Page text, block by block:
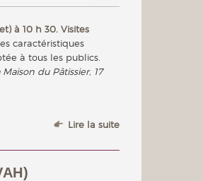
à 10 h 30. Visites
caractéristiques
à tous les publics.
du Pâtissier, 17
Lire la suite